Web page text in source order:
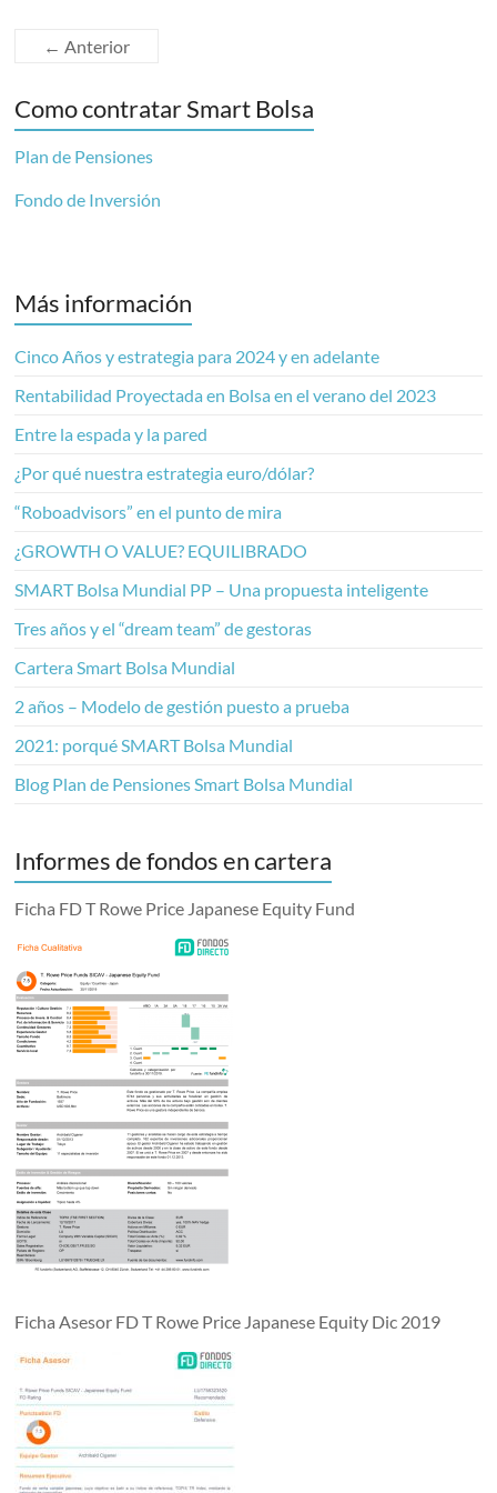
← Anterior
Como contratar Smart Bolsa
Plan de Pensiones
Fondo de Inversión
Más información
Cinco Años y estrategia para 2024 y en adelante
Rentabilidad Proyectada en Bolsa en el verano del 2023
Entre la espada y la pared
¿Por qué nuestra estrategia euro/dólar?
“Roboadvisors” en el punto de mira
¿GROWTH O VALUE? EQUILIBRADO
SMART Bolsa Mundial PP – Una propuesta inteligente
Tres años y el “dream team” de gestoras
Cartera Smart Bolsa Mundial
2 años – Modelo de gestión puesto a prueba
2021: porqué SMART Bolsa Mundial
Blog Plan de Pensiones Smart Bolsa Mundial
Informes de fondos en cartera
Ficha FD T Rowe Price Japanese Equity Fund
Ficha Asesor FD T Rowe Price Japanese Equity Dic 2019